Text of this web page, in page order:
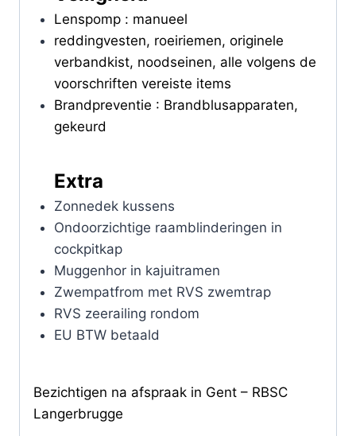
Lenspomp : manueel
reddingvesten, roeiriemen, originele
verbandkist, noodseinen, alle volgens de
voorschriften vereiste items
Brandpreventie : Brandblusapparaten,
gekeurd
Extra
Zonnedek kussens
Ondoorzichtige raamblinderingen in
cockpitkap
Muggenhor in kajuitramen
Zwempatfrom met RVS zwemtrap
RVS zeerailing rondom
EU BTW betaald
Bezichtigen na afspraak in Gent – RBSC
Langerbrugge